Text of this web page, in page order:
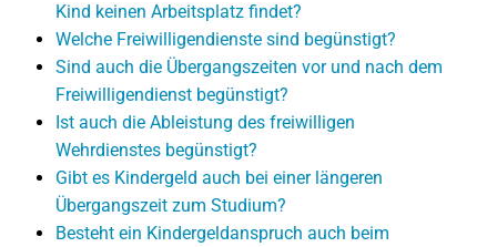
Kind keinen Arbeitsplatz findet?
Welche Freiwilligendienste sind begünstigt?
Sind auch die Übergangszeiten vor und nach dem
Freiwilligendienst begünstigt?
Ist auch die Ableistung des freiwilligen
Wehrdienstes begünstigt?
Gibt es Kindergeld auch bei einer längeren
Übergangszeit zum Studium?
Besteht ein Kindergeldanspruch auch beim